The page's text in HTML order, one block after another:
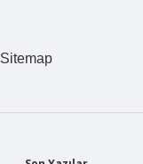
Sitemap